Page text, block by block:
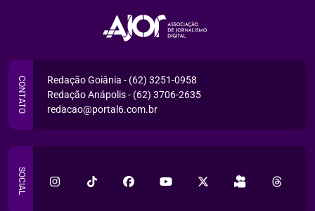
CONTATO
Redação Goiânia - (62) 3251-0958
Redação Anápolis - (62) 3706-2635
redacao@portal6.com.br
SOCIAL